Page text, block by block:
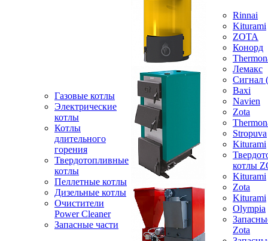
Газовые котлы
Электрические
котлы
Котлы
длительного
горения
Твердотопливные
котлы
Пеллетные котлы
Дизельные котлы
Очистители
Power Cleaner
Запасные части
Rinnai
Kiturami
ZOTA
Конорд
Лемакс
Baxi
Navien
Zota
Stropuva
Kiturami
котлы
Kiturami
Zota
Kiturami
Olympia
Zota